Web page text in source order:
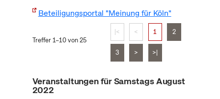
Beteiligungsportal "Meinung für Köln"
Treffer 1–10 von 25
|< < 1 2
3 > >|
Veranstaltungen für Samstags August
2022